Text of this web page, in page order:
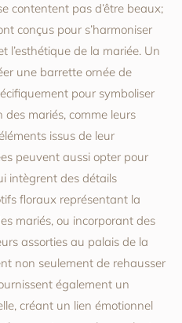
contentent pas d’être beaux;
conçus pour s’harmoniser
l’esthétique de la mariée. Un
une barrette ornée de
pour symboliser
mariés, comme leurs
issus de leur
peuvent aussi opter pour
intègrent des détails
floraux représentant la
mariés, ou incorporant des
assorties au palais de la
non seulement de rehausser
également un
créant un lien émotionnel